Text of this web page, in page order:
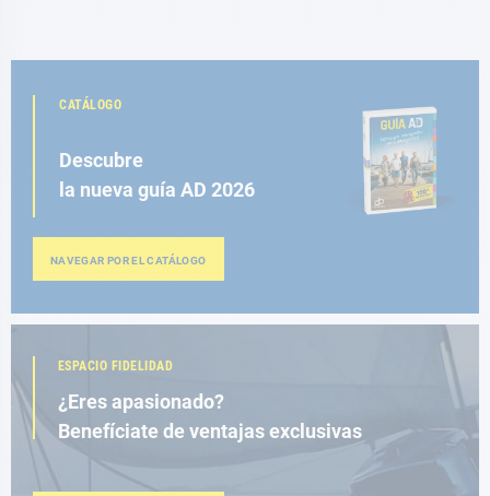
CATÁLOGO
Descubre
la nueva guía AD 2026
NAVEGAR POR EL CATÁLOGO
ESPACIO FIDELIDAD
¿Eres apasionado?
Benefíciate de ventajas exclusivas